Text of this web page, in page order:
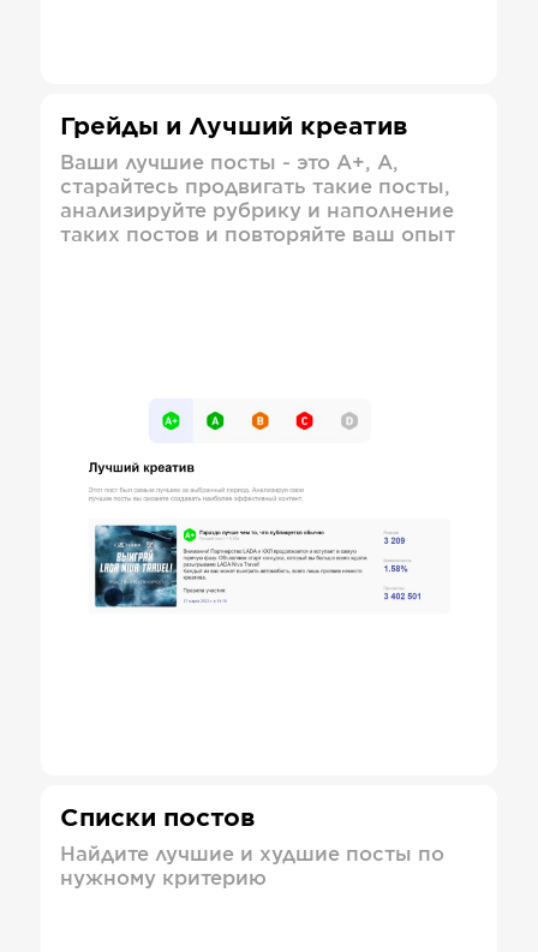
Грейды и Лучший креатив
Ваши лучшие посты - это А+, А,
старайтесь продвигать такие посты,
анализируйте рубрику и наполнение
таких постов и повторяйте ваш опыт
Списки постов
Найдите лучшие и худшие посты по
нужному критерию